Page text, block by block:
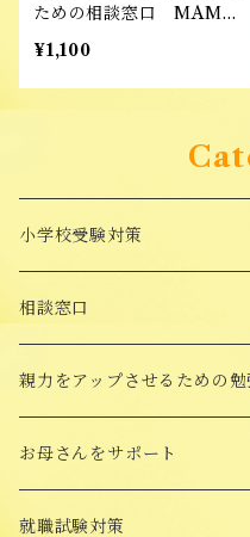
ための相談窓口 MAMA
cafe
¥1,100
小学校受験対策
面接対策講座
受験対策Goods
願書添削
願書の書き方講座
相談窓口
親力をアップさせるための勉
お母さんをサポート
就職試験対策